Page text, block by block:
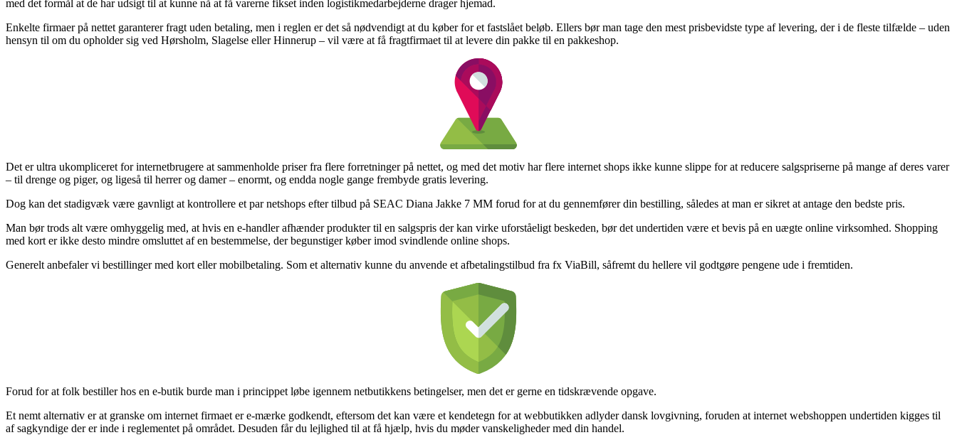
med det formål at de har udsigt til at kunne nå at få varerne fikset inden logistikmedarbejderne drager hjemad.
Enkelte firmaer på nettet garanterer fragt uden betaling, men i reglen er det så nødvendigt at du køber for et fastslået beløb. Ellers bør man tage den mest prisbevidste type af levering, der i de fleste tilfælde – uden
hensyn til om du opholder sig ved Hørsholm, Slagelse eller Hinnerup – vil være at få fragtfirmaet til at levere din pakke til en pakkeshop.
Det er ultra ukompliceret for internetbrugere at sammenholde priser fra flere forretninger på nettet, og med det motiv har flere internet shops ikke kunne slippe for at reducere salgspriserne på mange af deres varer
– til drenge og piger, og ligeså til herrer og damer – enormt, og endda nogle gange frembyde gratis levering.
Dog kan det stadigvæk være gavnligt at kontrollere et par netshops efter tilbud på SEAC Diana Jakke 7 MM forud for at du gennemfører din bestilling, således at man er sikret at antage den bedste pris.
Man bør trods alt være omhyggelig med, at hvis en e-handler afhænder produkter til en salgspris der kan virke uforståeligt beskeden, bør det undertiden være et bevis på en uægte online virksomhed. Shopping
med kort er ikke desto mindre omsluttet af en bestemmelse, der begunstiger køber imod svindlende online shops.
Generelt anbefaler vi bestillinger med kort eller mobilbetaling. Som et alternativ kunne du anvende et afbetalingstilbud fra fx ViaBill, såfremt du hellere vil godtgøre pengene ude i fremtiden.
Forud for at folk bestiller hos en e-butik burde man i princippet løbe igennem netbutikkens betingelser, men det er gerne en tidskrævende opgave.
Et nemt alternativ er at granske om internet firmaet er e-mærke godkendt, eftersom det kan være et kendetegn for at webbutikken adlyder dansk lovgivning, foruden at internet webshoppen undertiden kigges til
af sagkyndige der er inde i reglementet på området. Desuden får du lejlighed til at få hjælp, hvis du møder vanskeligheder med din handel.